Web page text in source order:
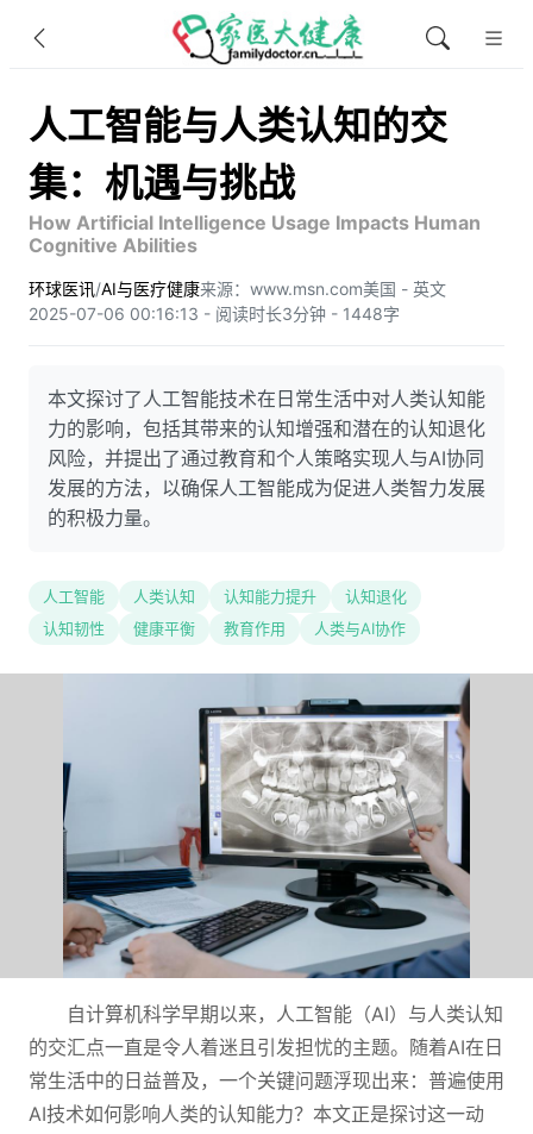
人工智能与人类认知的交
集：机遇与挑战
How Artificial Intelligence Usage Impacts Human
Cognitive Abilities
环球医讯/AI与医疗健康来源：www.msn.com美国 - 英文
2025-07-06 00:16:13 - 阅读时长3分钟 - 1448字
本文探讨了人工智能技术在日常生活中对人类认知能
力的影响，包括其带来的认知增强和潜在的认知退化
风险，并提出了通过教育和个人策略实现人与AI协同
发展的方法，以确保人工智能成为促进人类智力发展
的积极力量。
人工智能 人类认知 认知能力提升
认知退化
认知韧性
健康平衡 教育作用 人类与AI协作
自计算机科学早期以来，人工智能（AI）与人类认知
的交汇点一直是令人着迷且引发担忧的主题。随着AI在日
常生活中的日益普及，一个关键问题浮现出来：普遍使用
AI技术如何影响人类的认知能力？本文正是探讨这一动